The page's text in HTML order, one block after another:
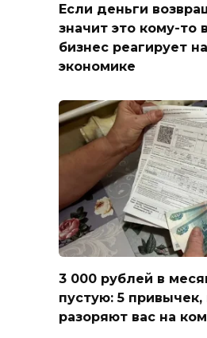
Если деньги
значит это кому-то
бизнес реагирует
экономике
3 000 рублей в
пустую: 5
разоряют вас на